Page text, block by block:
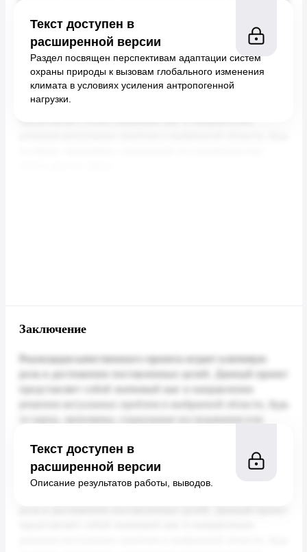
Текст доступен в
расширенной версии
Раздел посвящен перспективам адаптации систем
охраны природы к вызовам глобального изменения
климата в условиях усиления антропогенной
нагрузки.
Заключение
Текст доступен в
расширенной версии
Описание результатов работы, выводов.